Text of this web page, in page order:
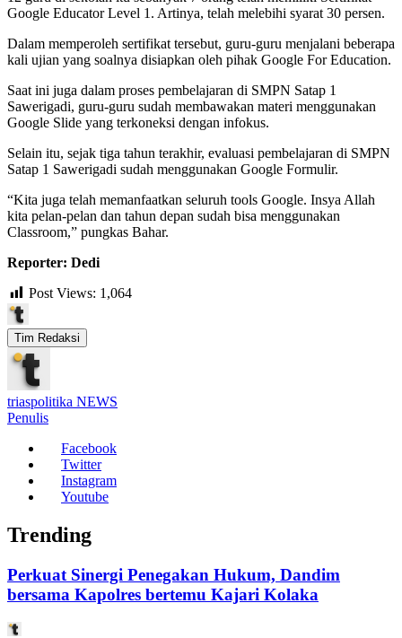
Google Educator Level 1. Artinya, telah melebihi syarat 30 persen.
Dalam memperoleh sertifikat tersebut, guru-guru menjalani beberapa
kali ujian yang soalnya disiapkan oleh pihak Google For Education.
Saat ini juga dalam proses pembelajaran di SMPN Satap 1
Sawerigadi, guru-guru sudah membawakan materi menggunakan
Google Slide yang terkoneksi dengan infokus.
Selain itu, sejak tiga tahun terakhir, evaluasi pembelajaran di SMPN
Satap 1 Sawerigadi sudah menggunakan Google Formulir.
“Kita juga telah memanfaatkan seluruh tools Google. Insya Allah
kita pelan-pelan dan tahun depan sudah bisa menggunakan
Classroom,” pungkas Bahar.
Reporter: Dedi
Post Views: 1,064
Tim Redaksi
triaspolitika NEWS
Penulis
Facebook
Twitter
Instagram
Youtube
Trending
Perkuat Sinergi Penegakan Hukum, Dandim
bersama Kapolres bertemu Kajari Kolaka